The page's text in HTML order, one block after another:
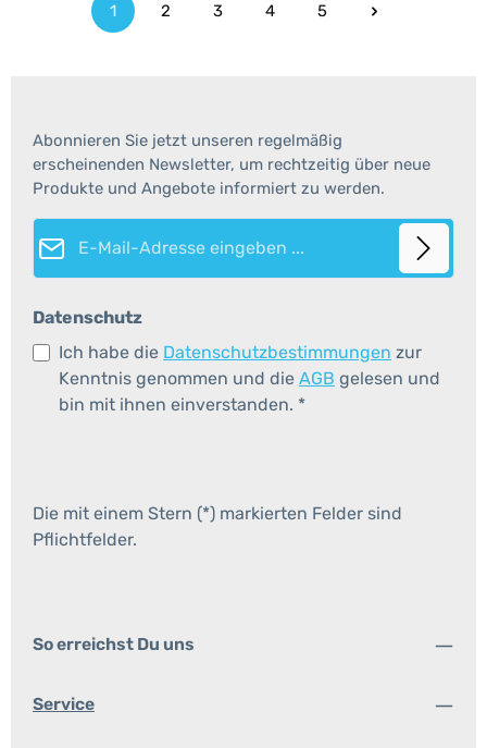
Seite
1
Seite
2
Seite
3
Seite
4
Seite
5
Abonnieren Sie jetzt unseren regelmäßig
erscheinenden Newsletter, um rechtzeitig über neue
Produkte und Angebote informiert zu werden.
E-Mail-Adresse*
Datenschutz
Ich habe die Datenschutzbestimmungen zur
Kenntnis genommen und die AGB gelesen und
bin mit ihnen einverstanden. *
Die mit einem Stern (*) markierten Felder sind
Pflichtfelder.
So erreichst Du uns
Service